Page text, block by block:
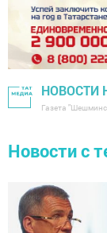
НОВОСТИ
Газета
Новости с